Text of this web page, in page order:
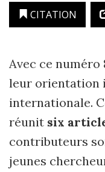
CITATION
Avec ce numéro
leur orientation
internationale.
réunit six
contributeurs
jeunes